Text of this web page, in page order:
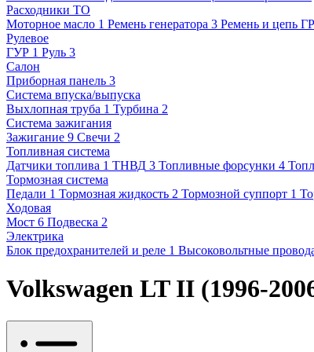
Расходники ТО
Моторное масло 1 Ремень генератора 3 Ремень и цепь
Рулевое
ГУР 1 Руль 3
Салон
Приборная панель 3
Система впуска/выпуска
Выхлопная труба 1 Турбина 2
Система зажигания
Зажигание 9 Свечи 2
Топливная система
Датчики топлива 1 ТНВД 3 Топливные форсунки 4
Тормозная система
Педали 1 Тормозная жидкость 2 Тормозной суппорт 1
Ходовая
Мост 6 Подвеска 2
Электрика
Блок предохранителей и реле 1 Высоковольтные
Volkswagen LT II (1996-